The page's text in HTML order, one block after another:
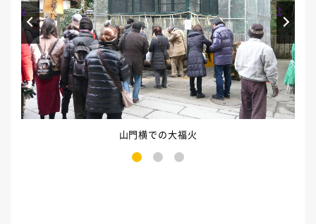
山門横での大福火
3
Prev Next